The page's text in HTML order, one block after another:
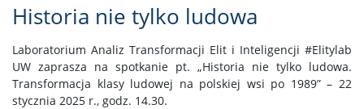
Historia nie tylko ludowa
Laboratorium Analiz Transformacji Elit i Inteligencji #Elitylab
UW zaprasza na spotkanie pt. „Historia nie tylko ludowa.
Transformacja klasy ludowej na polskiej wsi po 1989” – 22
stycznia 2025 r., godz. 14.30.